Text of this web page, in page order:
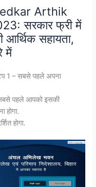
Arthik
सरकार फ्री में
सहायता,
में
1 – सबसे पहले अपना
पहले आपको इसकी
होगा.
होगा.